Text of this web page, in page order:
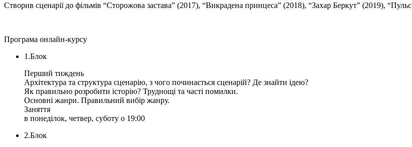
Створив сценарії до фільмів “Сторожова застава” (2017), “Викрадена принцеса” (2018), “Захар Беркут” (2019),
Програма онлайн-курсу
1.Блок
Перший тиждень
Архітектура та структура сценарію, з чого починається сценарій? Де знайти ідею?
Як правильно розробити історію? Труднощі та часті помилки.
Основні жанри. Правильний вибір жанру.
Заняття
в понеділок, четвер, суботу о 19:00
2.Блок